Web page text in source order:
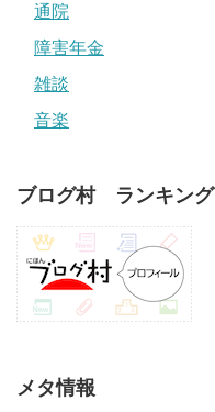
通院
障害年金
雑談
音楽
ブログ村 ランキング
メタ情報